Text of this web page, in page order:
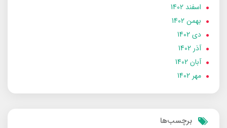
اسفند 1402
بهمن 1402
دی 1402
آذر 1402
آبان 1402
مهر 1402
برچسب‌ها